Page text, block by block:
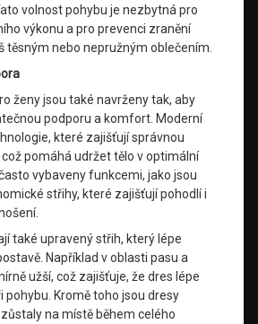
volnost pohybu je nezbytná pro
výkonu a pro prevenci zranění
těsným nebo nepružným oblečením.
ženy jsou také navrženy tak, aby
podporu a komfort. Moderní
které zajišťují správnou
pomáhá udržet tělo v optimální
vybaveny funkcemi, jako jsou
střihy, které zajišťují pohodlí i
také upravený střih, který lépe
Například v oblasti pasu a
užší, což zajišťuje, že dres lépe
pohybu. Kromě toho jsou dresy
na místě během celého